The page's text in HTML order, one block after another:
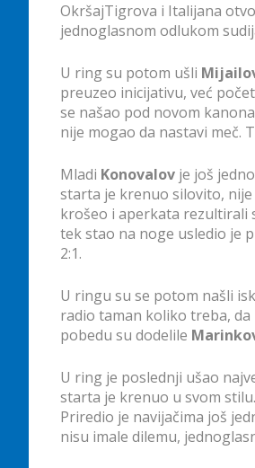
OkršajTigrova i Italijana
jednoglasnom odlukom
U ring su potom ušli
preuzeo inicijativu, već
se našao pod novom
nije mogao da nastavi meč.
Mladi Konovalov je još
starta je krenuo silovito, nije
krošeo i aperkata rezultirali
tek stao na noge usledio je
2:1.
U ringu su se potom našli
radio taman koliko treba,
pobedu su dodelile
U ring je poslednji ušao
starta je krenuo u svom
Priredio je navijačima još
nisu imale dilemu,